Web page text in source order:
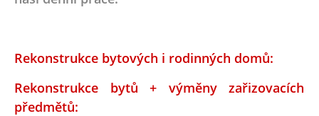
Rekonstrukce bytových i rodinných domů:
Rekonstrukce bytů + výměny zařizovacích
předmětů: